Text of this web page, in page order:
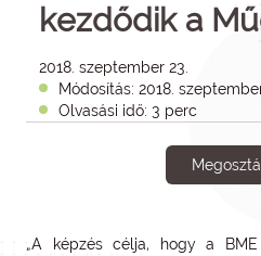
kezdődik a
2018. szeptember 23.
Módosítás: 2018.
Olvasási idő: 3 perc
„A képzés célja, hogy a